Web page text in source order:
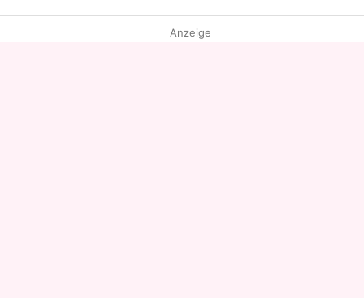
Anzeige